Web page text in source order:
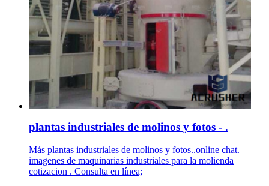
plantas industriales de molinos y fotos - .
Más plantas industriales de molinos y fotos..online chat.
imagenes de maquinarias industriales para la molienda
cotizacion . Consulta en línea;